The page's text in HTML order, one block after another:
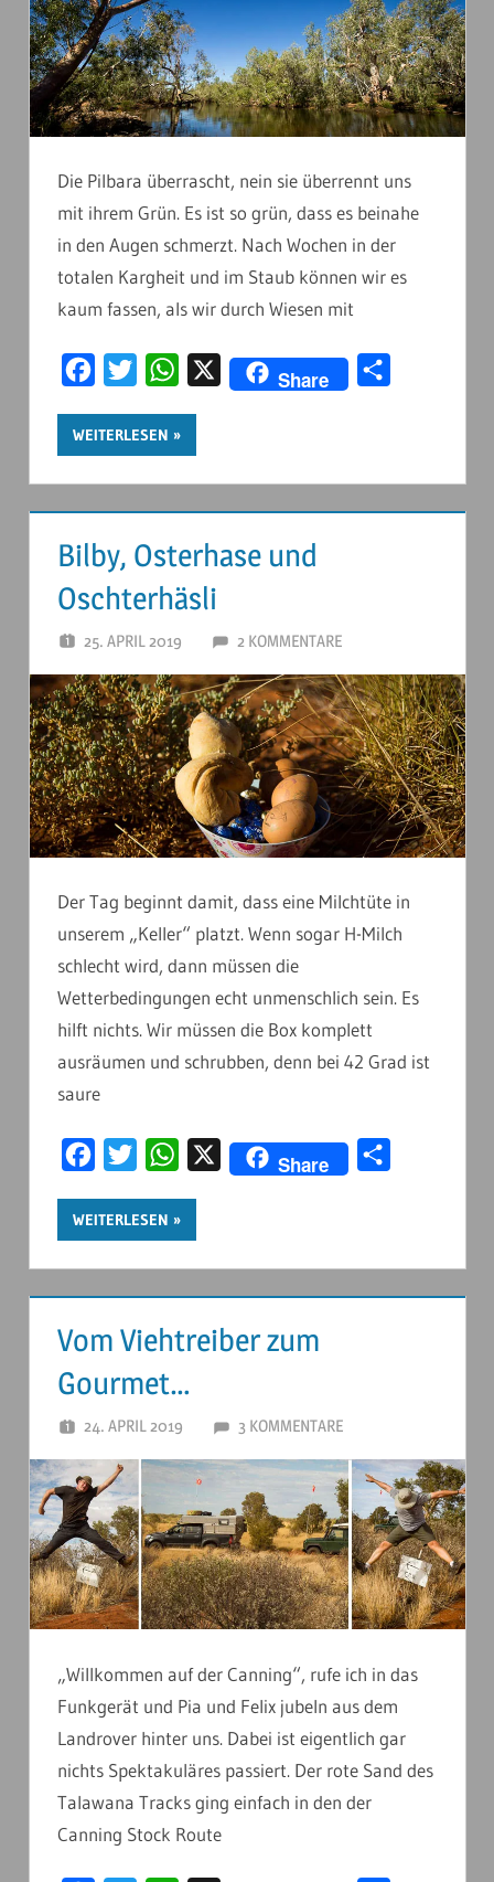
Die Pilbara überrascht, nein sie überrennt uns
mit ihrem Grün. Es ist so grün, dass es beinahe
in den Augen schmerzt. Nach Wochen in der
totalen Kargheit und im Staub können wir es
kaum fassen, als wir durch Wiesen mit
FacebookTwitter WhatsApp
X Share
WEITERLESEN
Bilby, Osterhase und
Oschterhäsli
25. APRIL 2019 ANDERSTOUREN
2 KOMMENTARE
Der Tag beginnt damit, dass eine Milchtüte in
unserem „Keller“ platzt. Wenn sogar H-Milch
schlecht wird, dann müssen die
Wetterbedingungen echt unmenschlich sein. Es
hilft nichts. Wir müssen die Box komplett
ausräumen und schrubben, denn bei 42 Grad ist
saure
FacebookTwitter WhatsApp
X Share
WEITERLESEN
Vom Viehtreiber zum
Gourmet…
24. APRIL 2019 ANDERSTOUREN
3 KOMMENTARE
„Willkommen auf der Canning“, rufe ich in das
Funkgerät und Pia und Felix jubeln aus dem
Landrover hinter uns. Dabei ist eigentlich gar
nichts Spektakuläres passiert. Der rote Sand des
Talawana Tracks ging einfach in den der
Canning Stock Route